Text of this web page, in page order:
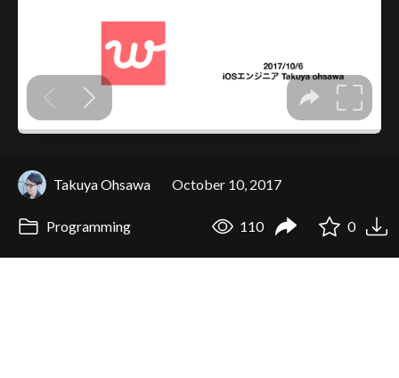
Takuya Ohsawa October 10, 2017
Programming 110 0